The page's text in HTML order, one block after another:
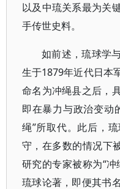
以及中琉关系最为关
手传世史料。
如前述，琉球学
生于1879年近代日本
命名为冲绳县之后，
即在暴力与政治变动
绳”所取代。此后，
守，在多数的情况下
研究的专家被称为“
琉球论著，即便其书